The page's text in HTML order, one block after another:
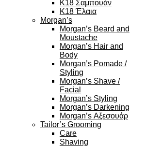
K18 Σαμπουάν
K18 Έλαια
Morgan’s
Morgan’s Beard and
Moustache
Morgan’s Hair and
Body
Morgan’s Pomade /
Styling
Morgan’s Shave /
Facial
Morgan’s Styling
Morgan’s Darkening
Morgan’s Αξεσουάρ
Tailor’s Grooming
Care
Shaving